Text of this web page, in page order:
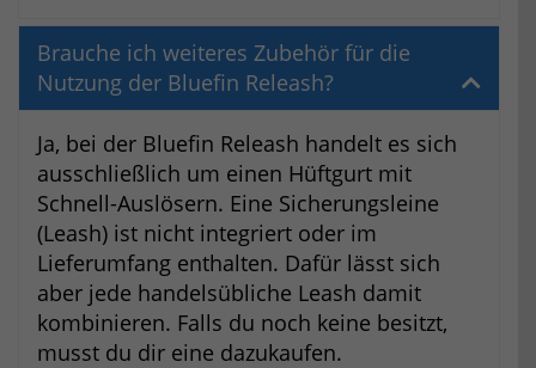
Brauche ich weiteres Zubehör für die
Nutzung der Bluefin Releash?
Ja, bei der Bluefin Releash handelt es sich
ausschließlich um einen Hüftgurt mit
Schnell-Auslösern. Eine Sicherungsleine
(Leash) ist nicht integriert oder im
Lieferumfang enthalten. Dafür lässt sich
aber jede handelsübliche Leash damit
kombinieren. Falls du noch keine besitzt,
musst du dir eine dazukaufen.